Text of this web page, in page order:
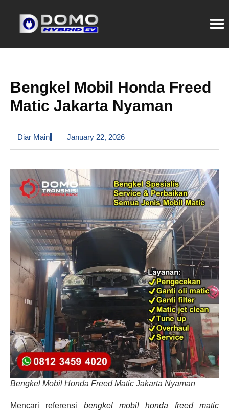
Bengkel Mobil Honda Freed
Matic Jakarta Nyaman
Diar Main January 22, 2026
Bengkel Mobil Honda Freed Matic Jakarta Nyaman
Mencari referensi bengkel mobil honda freed matic